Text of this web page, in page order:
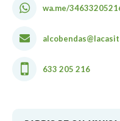
wa.me/
633 205 216